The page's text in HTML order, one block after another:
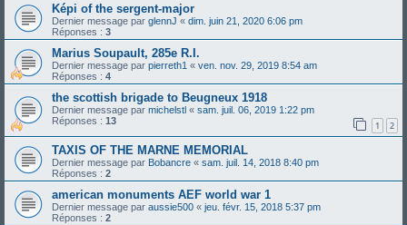
Képi of the sergent-major
Dernier message par glennJ « dim. juin 21, 2020 6:06 pm
Réponses : 3
Marius Soupault, 285e R.I.
Dernier message par pierreth1 « ven. nov. 29, 2019 8:54 am
Réponses : 4
the scottish brigade to Beugneux 1918
Dernier message par michelstl « sam. juil. 06, 2019 1:22 pm
Réponses : 13 1 2
TAXIS OF THE MARNE MEMORIAL
Dernier message par Bobancre « sam. juil. 14, 2018 8:40 pm
Réponses : 2
american monuments AEF world war 1
Dernier message par aussie500 « jeu. févr. 15, 2018 5:37 pm
Réponses : 2